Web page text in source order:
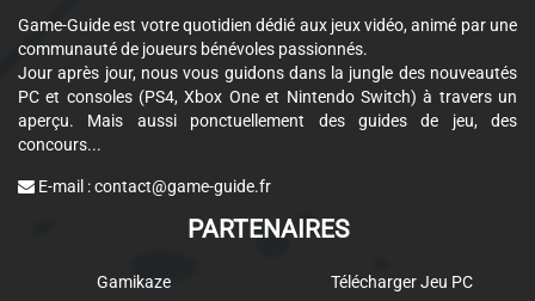
Game-Guide est votre quotidien dédié aux jeux vidéo, animé par une
communauté de joueurs bénévoles passionnés.
Jour après jour, nous vous guidons dans la jungle des nouveautés
PC et consoles (PS4, Xbox One et Nintendo Switch) à travers un
aperçu. Mais aussi ponctuellement des guides de jeu, des
concours...
E-mail :contact@game-guide.fr
PARTENAIRES
Gamikaze
Télécharger Jeu PC